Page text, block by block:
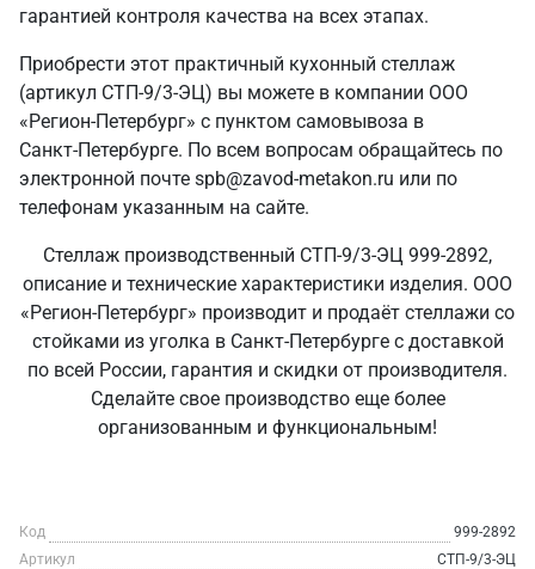
гарантией контроля качества на всех этапах.
Приобрести этот практичный кухонный стеллаж
(артикул СТП-9/3-ЭЦ) вы можете в компании ООО
«Регион-Петербург» с пунктом самовывоза в
Санкт‑Петербурге. По всем вопросам обращайтесь по
электронной почте spb@zavod-metakon.ru или по
телефонам указанным на сайте.
Стеллаж производственный СТП-9/3-ЭЦ 999-2892,
описание и технические характеристики изделия. ООО
«Регион-Петербург» производит и продаёт стеллажи со
стойками из уголка в Санкт‑Петербурге с доставкой
по всей России, гарантия и скидки от производителя.
Сделайте свое производство еще более
организованным и функциональным!
Код
999-2892
Артикул
СТП-9/3-ЭЦ